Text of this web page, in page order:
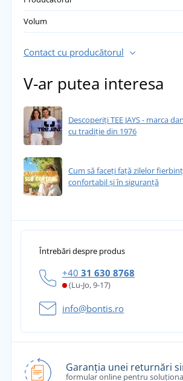
Volum
Contact cu producătorul
V-ar putea interesa
Descoperiți TEE JAYS - marca
cu tradiție din 1976
Cum să faceți față zilelor
confortabil și în siguranță
Întrebări despre produs
+40 31 630 8768
(Lu-Jo, 9-17)
info@bontis.ro
Garanția unei returnări
formular online pentru